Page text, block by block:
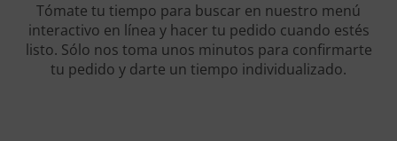
Tómate tu tiempo para buscar en nuestro menú
interactivo en línea y hacer tu pedido cuando estés
listo. Sólo nos toma unos minutos para confirmarte
tu pedido y darte un tiempo individualizado.